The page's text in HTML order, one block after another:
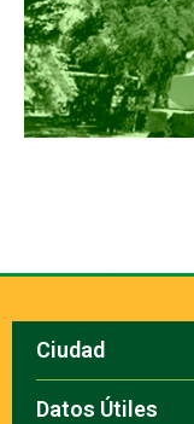
Ciudad
Datos Útiles